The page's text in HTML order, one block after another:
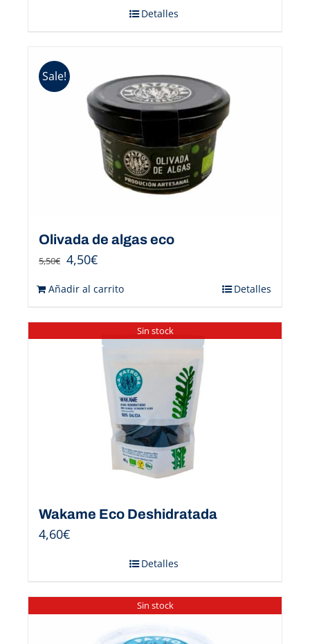
Detalles
Sale!
Olivada de algas eco
5,50€ 4,50€
Añadir al carrito Detalles
Sin stock
Wakame Eco Deshidratada
4,60€
Detalles
Sin stock